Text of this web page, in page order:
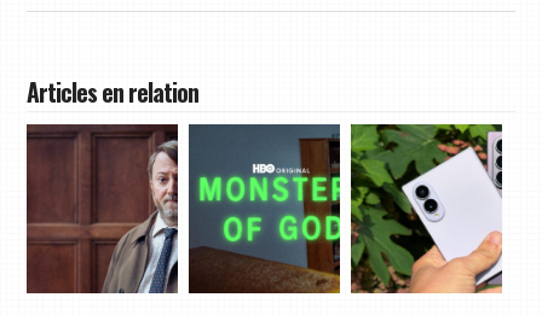
Articles en relation